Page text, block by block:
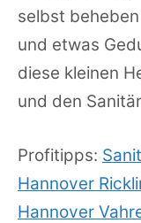
selbst
und etwas
diese kleinen
und den
Profitipps:
Hannover
Hannover